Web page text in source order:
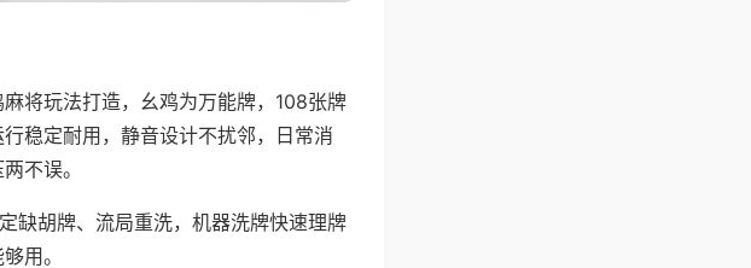
将玩法打造，幺鸡为万能牌，108张牌
稳定耐用，静音设计不扰邻，日常消
不误。
缺胡牌、流局重洗，机器洗牌快速理牌
用。